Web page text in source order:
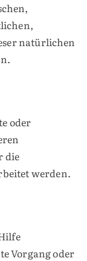
natürlichen
oder
die
werden.
Vorgang oder